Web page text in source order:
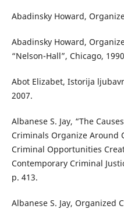
Abadinsky Howard,
Abadinsky Howard,
“Nelson-Hall”, Chicago,
Abot Elizabet, Istorija
2007.
Albanese S. Jay, “The
Criminals Organize Around
Criminal Opportunities
Contemporary Criminal
p. 413.
Albanese S. Jay, Organized